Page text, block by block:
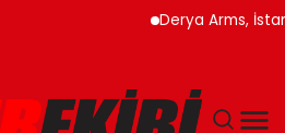
Derya Arms, İstanbul